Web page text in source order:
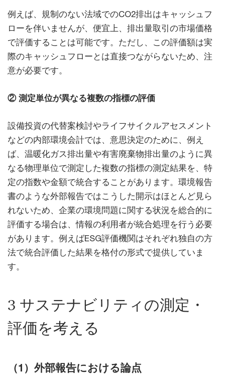
例えば、規制のない法域でのCO2排出はキャッシュフ
ローを伴いませんが、便宜上、排出量取引の市場価格
で評価することは可能です。ただし、この評価額は実
際のキャッシュフローとは直接つながらないため、注
意が必要です。
② 測定単位が異なる複数の指標の評価
設備投資の代替案検討やライフサイクルアセスメント
などの内部環境会計では、意思決定のために、例え
ば、温暖化ガス排出量や有害廃棄物排出量のように異
なる物理単位で測定した複数の指標の測定結果を、特
定の指数や金額で統合することがあります。環境報告
書のような外部報告ではこうした開示はほとんど見ら
れないため、企業の環境問題に関する状況を総合的に
評価する場合は、情報の利用者が統合処理を行う必要
があります。例えばESG評価機関はそれぞれ独自の方
法で統合評価した結果を格付の形式で提供していま
す。
3 サステナビリティの測定・
評価を考える
（1）外部報告における論点